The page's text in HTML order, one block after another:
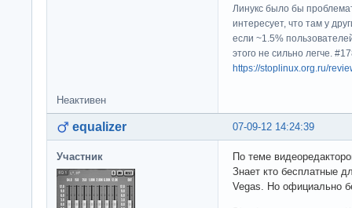
Линукс было бы
интересует, что там у
если ~1.5%
этого не сильно легче.
https://stoplinux.org.ru/
Неактивен
07-09-12 14:24:39
equalizer
Участник
По теме
Знает кто бесплатные
Vegas. Но официально